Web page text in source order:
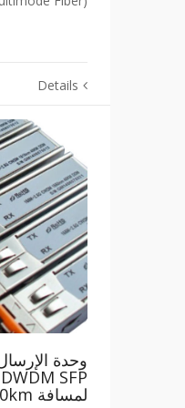
Details
وحدة
لمسافة ‎80km